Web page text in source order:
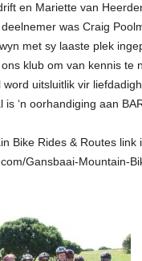
en Mariette van
was Craig
met sy laaste plek
klub om van kennis te
uitsluitlik vir
‘n oorhandiging aan
Bike Rides & Routes link
Gansbaai-Mountain-